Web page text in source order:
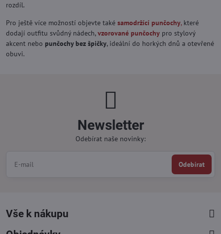
rozdíl.
Pro ještě více možností objevte také samodržící punčochy,které
dodají outfitu svůdný nádech,vzorované punčochy pro stylový
akcent nebo punčochy bez špičky, ideální do horkých dnů a otevřené
obuvi.
Newsletter
Odebírat naše novinky:
Odebírat
Vše k nákupu